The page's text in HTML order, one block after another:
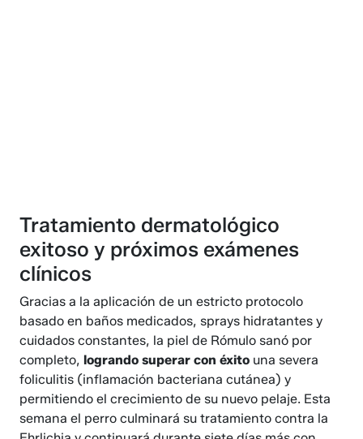
Tratamiento dermatológico
exitoso y próximos exámenes
clínicos
Gracias a la aplicación de un estricto protocolo
basado en baños medicados, sprays hidratantes y
cuidados constantes, la piel de Rómulo sanó por
completo, logrando superar con éxito una severa
foliculitis (inflamación bacteriana cutánea) y
permitiendo el crecimiento de su nuevo pelaje. Esta
semana el perro culminará su tratamiento contra la